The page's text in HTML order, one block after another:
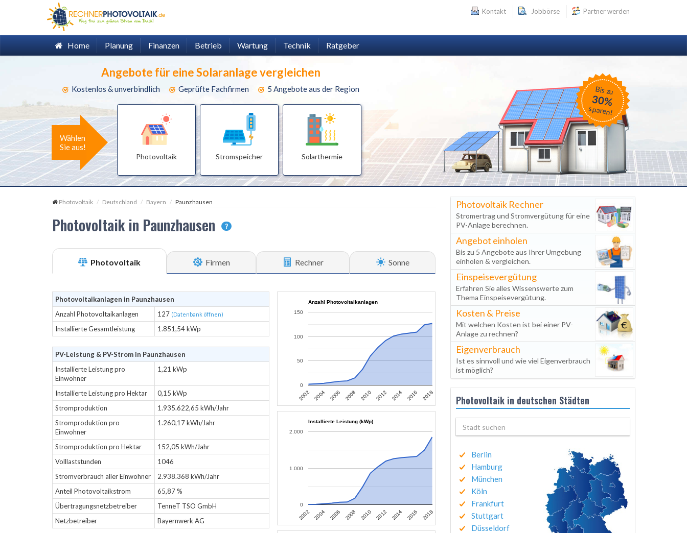
Kontakt Jobbörse Partner werden
Home Planung Finanzen Betrieb Wartung Technik Ratgeber
Angebote für eine Solaranlage vergleichen
Kostenlos & unverbindlich Geprüfte Fachfirmen 5 Angebote aus der Region
Wählen
Sie aus!
Photovoltaik Stromspeicher Solarthermie
Bis zu
30%
sparen!
Photovoltaik Deutschland Bayern Paunzhausen
Photovoltaik in Paunzhausen ?
Photovoltaik Firmen Rechner Sonne
Photovoltaikanlagen in Paunzhausen
Anzahl Photovoltaikanlagen
127 (Datenbank öffnen)
Installierte Gesamtleistung 1.851,54 kWp
PV-Leistung & PV-Strom in Paunzhausen
Installierte Leistung pro
Einwohner
1,21 kWp
Installierte Leistung pro Hektar
0,15 kWp
Stromproduktion
1.935.622,65 kWh/Jahr
Stromproduktion pro
Einwohner
1.260,17 kWh/Jahr
Stromproduktion pro Hektar
152,05 kWh/Jahr
Volllaststunden
1046
Stromverbrauch aller Einwohner
2.938.368 kWh/Jahr
Anteil Photovoltaikstrom
65,87 %
Übertragungsnetzbetreiber
TenneT TSO GmbH
Netzbetreiber
Bayernwerk AG
Anzahl Photovoltaikanlagen
2002 2004 2006 2008 2010 2012 2014 2016 2018
0
50
100
150
Installierte Leistung (kWp)
2002 2004 2006 2008 2010 2012 2014 2016 2018
0
1.000
2.000
Photovoltaik Rechner
Stromertrag und Stromvergütung für eine
PV-Anlage berechnen.
Angebot einholen
Bis zu 5 Angebote aus Ihrer Umgebung
einholen & vergleichen.
Einspeisevergütung
Erfahren Sie alles Wissenswerte zum
Thema Einspeisevergütung.
Kosten & Preise
Mit welchen Kosten ist bei einer PV-
Anlage zu rechnen?
Eigenverbrauch
Ist es sinnvoll und wie viel Eigenverbrauch
ist möglich?
Photovoltaik in deutschen Städten
Berlin
Hamburg
München
Köln
Frankfurt
Stuttgart
Düsseldorf